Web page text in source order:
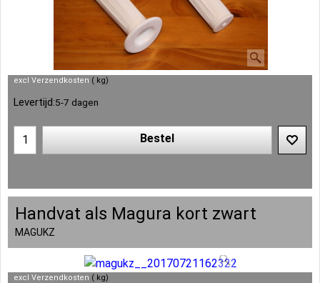
excl Verzendkosten kg
Levertijd:5-7 dagen
Bestel
Handvat als Magura kort zwart
MAGUKZ
excl Verzendkosten kg